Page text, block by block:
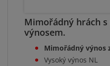
Mimořádný hrách
výnosem.
Mimořádný výnos
Vysoký výnos NL